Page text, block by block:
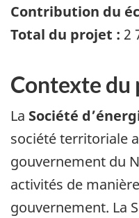
Contribution du
Total du projet : 2
Contexte du
La Société
société territoriale
gouvernement du
activités de
gouvernement. La